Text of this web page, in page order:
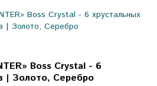
Boss Crystal - 6
| Золото, Серебро